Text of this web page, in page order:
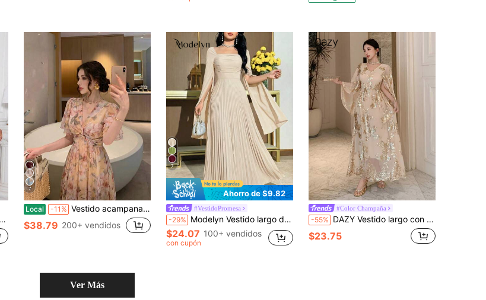
7
Local -11% Vestido acampanado elegante y romántico con estampado floral para mujer, nuevo, para vacaciones de verano, estilo boho chic
$38.79 200+ vendidos
7
Ahorro de $9.82
#VestidoPromesa
-29% Modelyn Vestido largo de manga larga con pliegues de unicolor elegante para mujer
$24.07 100+ vendidos
con cupón
#Color Champaña
-55% DAZY Vestido largo con capa de manga y bordado de lentejuelas elegante para mujer, vestido de boda, vestido de fiesta, vestido de Año Nuevo, vestido floral para mujer
$23.75
Ver Más